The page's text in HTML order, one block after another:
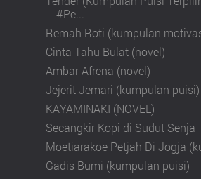
#Pe...
Remah Roti (kumpulan
Cinta Tahu Bulat (novel)
Ambar Afrena (novel)
Jejerit Jemari (kumpulan puisi)
KAYAMINAKI (NOVEL)
Secangkir Kopi di Sudut Senja
Moetiarakoe Petjah Di Jogja
Gadis Bumi (kumpulan puisi)